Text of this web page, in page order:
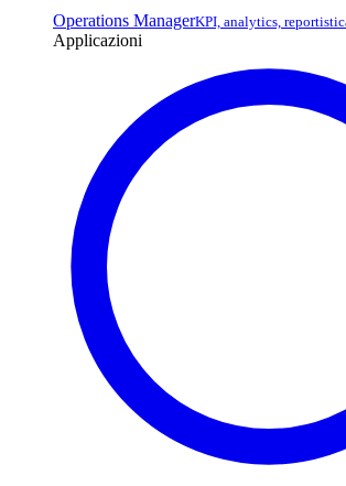
Operations ManagerKPI, analytics,
Applicazioni